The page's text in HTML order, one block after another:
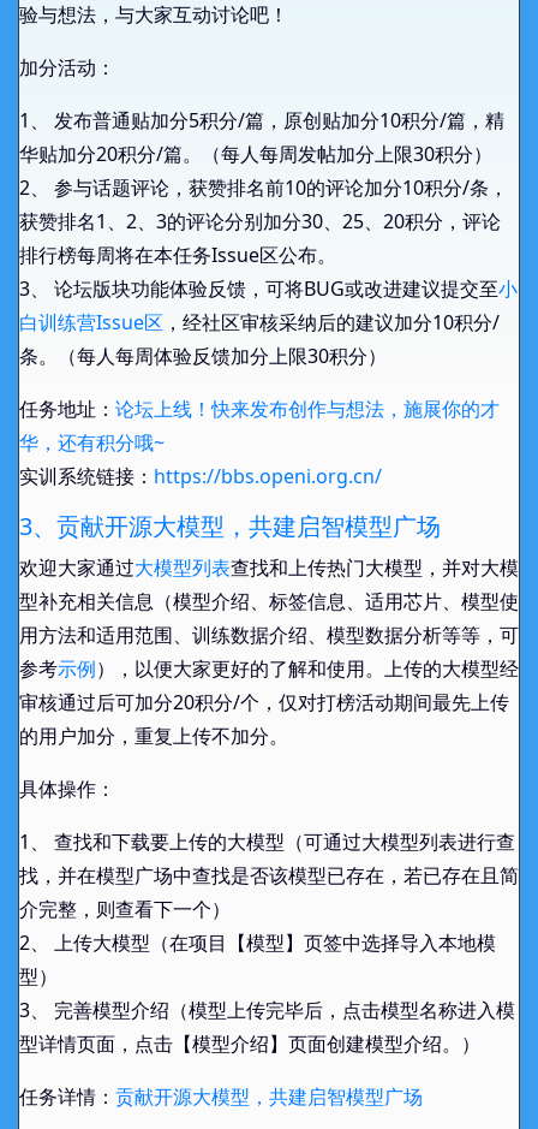
Jack_Liu
LePao1 基础打榜能手
lvyufeng
基础打榜能手
linfj 基础打榜能手
skywalk163
基础打榜能手
tongchong
基础打榜能手
ziqi 基础打榜能手
myxu99
hanjr 基础打榜能手
基础打榜能手
gzoftju 基础打榜能手
tiansiju 基础打榜能手
验与想法，与大家互动讨论吧！
加分活动：
1、 发布普通贴加分5积分/篇，原创贴加分10积分/篇，精
华贴加分20积分/篇。（每人每周发帖加分上限30积分）
2、 参与话题评论，获赞排名前10的评论加分10积分/条，
获赞排名1、2、3的评论分别加分30、25、20积分，评论
排行榜每周将在本任务Issue区公布。
3、 论坛版块功能体验反馈，可将BUG或改进建议提交至小
白训练营Issue区 ，经社区审核采纳后的建议加分10积分/
条。（每人每周体验反馈加分上限30积分）
任务地址： 论坛上线！快来发布创作与想法，施展你的才
华，还有积分哦~
实训系统链接： https://bbs.openi.org.cn/
3、贡献开源大模型，共建启智模型广场
欢迎大家通过大模型列表查找和上传热门大模型，并对大模
型补充相关信息（模型介绍、标签信息、适用芯片、模型使
用方法和适用范围、训练数据介绍、模型数据分析等等，可
参考示例），以便大家更好的了解和使用。上传的大模型经
审核通过后可加分20积分/个，仅对打榜活动期间最先上传
的用户加分，重复上传不加分。
具体操作：
1、 查找和下载要上传的大模型（可通过大模型列表进行查
找，并在模型广场中查找是否该模型已存在，若已存在且简
介完整，则查看下一个）
2、 上传大模型（在项目【模型】页签中选择导入本地模
型）
3、 完善模型介绍（模型上传完毕后，点击模型名称进入模
型详情页面，点击【模型介绍】页面创建模型介绍。）
任务详情： 贡献开源大模型，共建启智模型广场